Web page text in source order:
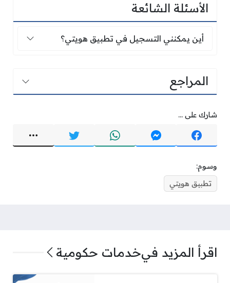
الأسئلة الشائعة
أين يمكنني التسجيل في تطبيق هويتي؟
أين يمكنني التسجيل في تطبيق هويتي؟
المراجع
شارك على ...
وسوم:
تطبيق هويتي
اقرأ المزيد فيخدمات حكومية